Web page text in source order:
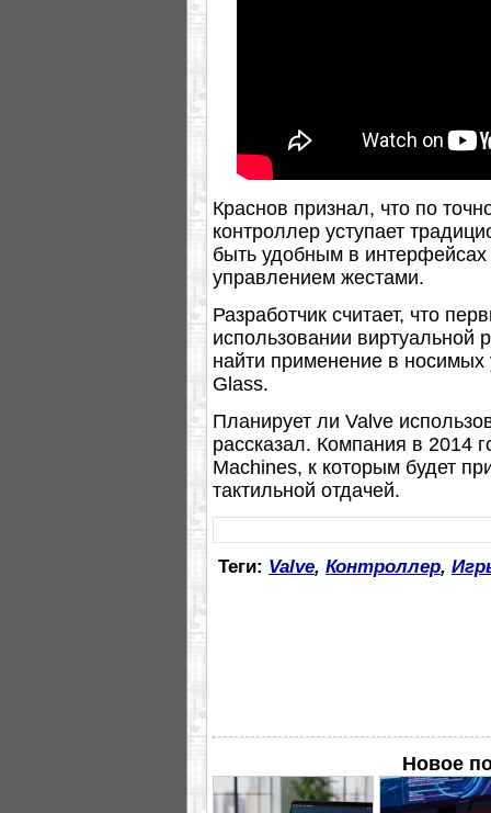
Краснов признал, что по
контроллер уступает
быть удобным в
управлением жестами.
Разработчик считает, что
использовании виртуальной
найти применение в носимых
Glass.
Планирует ли Valve
рассказал. Компания в 2014
Machines, к которым будет
тактильной отдачей.
Теги: Valve, Контроллер,
Новое